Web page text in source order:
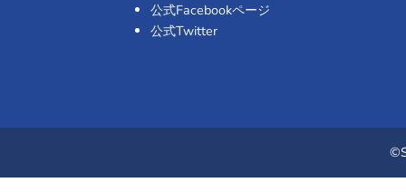
公式Facebookページ
公式Twitter